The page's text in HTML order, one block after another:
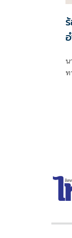
น
ท